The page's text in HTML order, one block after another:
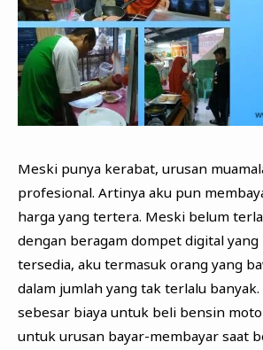
Meski punya kerabat, urusan
profesional. Artinya aku pun
harga yang tertera. Meski belum
dengan beragam dompet digital yang
tersedia, aku termasuk orang yang
dalam jumlah yang tak terlalu banyak.
sebesar biaya untuk beli bensin
untuk urusan bayar-membayar saat